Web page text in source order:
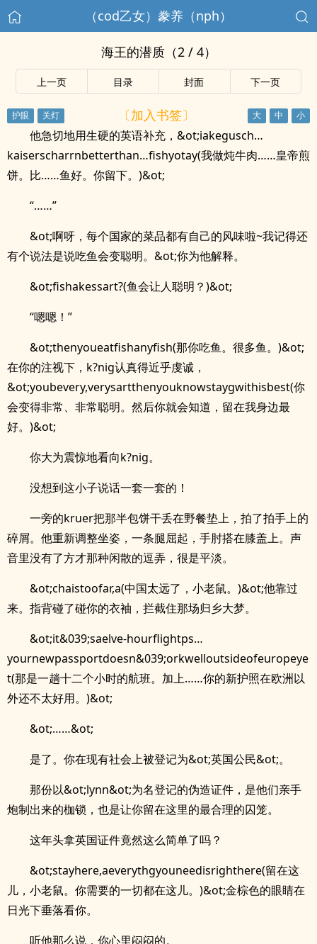
（cod乙女）豢养（nph）
海王的潜质（2 / 4）
上一页 目录 封面 下一页
〔加入书签〕
他急切地用生硬的英语补充，&ot;iakegusch…
kaiserscharrnbetterthan…fishyotay(我做炖牛肉……皇帝煎
饼。比……鱼好。你留下。)&ot;
“……”
&ot;啊呀，每个国家的菜品都有自己的风味啦~我记得还
有个说法是说吃鱼会变聪明。&ot;你为他解释。
&ot;fishakessart?(鱼会让人聪明？)&ot;
“嗯嗯！”
&ot;thenyoueatfishanyfish(那你吃鱼。很多鱼。)&ot;
在你的注视下，k?nig认真得近乎虔诚，
&ot;youbevery,verysartthenyouknowstaygwithisbest(你
会变得非常、非常聪明。然后你就会知道，留在我身边最
好。)&ot;
你大为震惊地看向k?nig。
没想到这小子说话一套一套的！
一旁的kruer把那半包饼干丢在野餐垫上，拍了拍手上的
碎屑。他重新调整坐姿，一条腿屈起，手肘搭在膝盖上。声
音里没有了方才那种闲散的逗弄，很是平淡。
&ot;chaistoofar,a(中国太远了，小老鼠。)&ot;他靠过
来。指背碰了碰你的衣袖，拦截住那场归乡大梦。
&ot;it&039;saelve-hourflightps…
yournewpassportdoesn&039;orkwelloutsideofeuropeye
t(那是一趟十二个小时的航班。加上……你的新护照在欧洲以
外还不太好用。)&ot;
&ot;……&ot;
是了。你在现有社会上被登记为&ot;英国公民&ot;。
那份以&ot;lynn&ot;为名登记的伪造证件，是他们亲手
炮制出来的枷锁，也是让你留在这里的最合理的囚笼。
这年头拿英国证件竟然这么简单了吗？
&ot;stayhere,aeverythgyouneedisrighthere(留在这
儿，小老鼠。你需要的一切都在这儿。)&ot;金棕色的眼睛在
日光下垂落看你。
听他那么说，你心里闷闷的。